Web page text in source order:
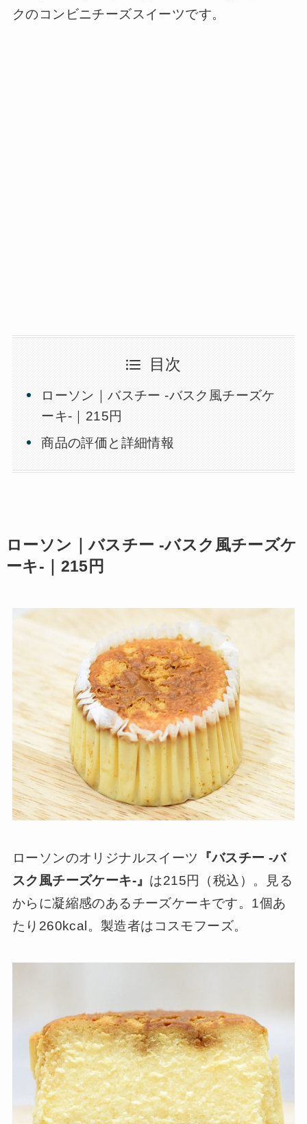
クのコンビニチーズスイーツです。
目次
ローソン｜バスチー -バスク風チーズケ
ーキ‐｜215円
商品の評価と詳細情報
ローソン｜バスチー -バスク風チーズケ
ーキ‐｜215円
ローソンのオリジナルスイーツ
『バスチー -バ
スク風チーズケーキ‐』 は215円（税込）。見る
からに凝縮感のあるチーズケーキです。1個あ
たり260kcal。製造者はコスモフーズ。